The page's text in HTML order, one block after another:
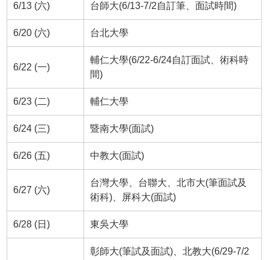
6/13 (六) 台師大(6/13-7/2自訂筆、面試時間)
6/20 (六) 台北大學
6/22 (一)
輔仁大學(6/22-6/24自訂面試、術科時
間)
6/23 (二) 輔仁大學
6/24 (三) 暨南大學(面試)
6/26 (五) 中教大(面試)
6/27 (六)
台灣大學、台聯大、北市大(筆面試及
術科)、屏科大(面試)
6/28 (日) 東吳大學
彰師大(筆試及面試)、北教大(6/29-7/2